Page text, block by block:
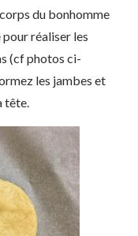
du bonhomme
pour réaliser les
(cf photos ci-
les jambes et
tête.